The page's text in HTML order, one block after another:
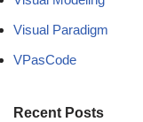
Visual Paradigm
VPasCode
Recent Posts